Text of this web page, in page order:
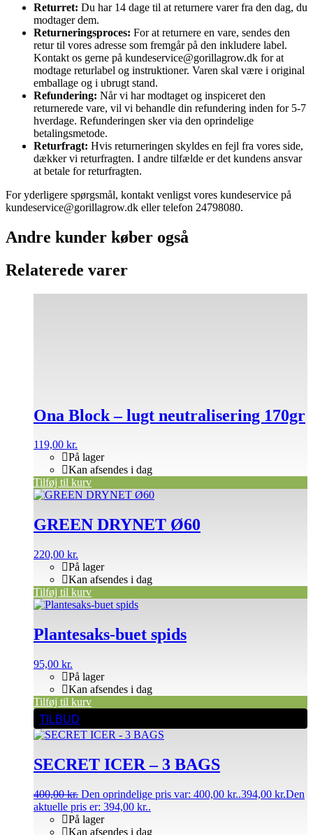
Returret: Du har 14 dage til at returnere varer fra den dag, du
modtager dem.
Returneringsproces: For at returnere en vare, sendes den
retur til vores adresse som fremgår på den inkludere label.
Kontakt os gerne på kundeservice@gorillagrow.dk for at
modtage returlabel og instruktioner. Varen skal være i original
emballage og i ubrugt stand.
Refundering: Når vi har modtaget og inspiceret den
returnerede vare, vil vi behandle din refundering inden for 5-7
hverdage. Refunderingen sker via den oprindelige
betalingsmetode.
Returfragt: Hvis returneringen skyldes en fejl fra vores side,
dækker vi returfragten. I andre tilfælde er det kundens ansvar
at betale for returfragten.
For yderligere spørgsmål, kontakt venligst vores kundeservice på
kundeservice@gorillagrow.dk eller telefon 24798080.
Andre kunder køber også
Relaterede varer
Ona Block – lugt neutralisering 170gr
119,00 kr.
På lager
Kan afsendes i dag
Tilføj til kurv
GREEN DRYNET Ø60
220,00 kr.
På lager
Kan afsendes i dag
Tilføj til kurv
Plantesaks-buet spids
95,00 kr.
På lager
Kan afsendes i dag
Tilføj til kurv
TILBUD
SECRET ICER – 3 BAGS
400,00kr. Den oprindelige pris var: 400,00 kr..394,00 kr.Den
aktuelle pris er: 394,00 kr..
På lager
Kan afsendes i dag